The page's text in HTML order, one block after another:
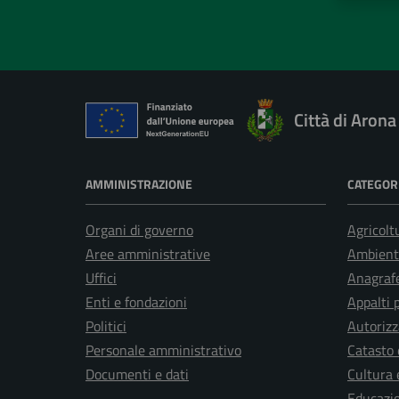
Città di Arona
AMMINISTRAZIONE
Organi di governo
Aree amministrative
Uffici
Enti e fondazioni
Politici
Personale amministrativo
Documenti e dati
Appalti
Cultura